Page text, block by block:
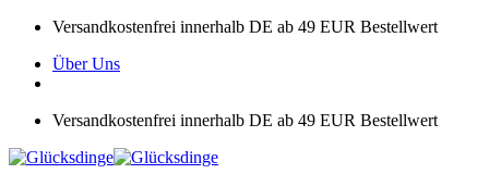
Zum
springen
Versandkostenfrei innerhalb DE ab 49 EUR Bestellwert
Über Uns
Versandkostenfrei innerhalb DE ab 49 EUR Bestellwert